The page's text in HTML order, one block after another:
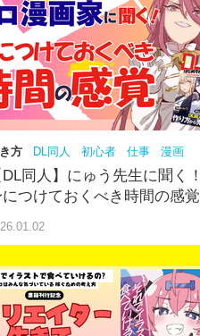
方 DL同人 初心者 仕事
漫画
同人】にゅう先生に聞く！
つけておくべき時間の感覚